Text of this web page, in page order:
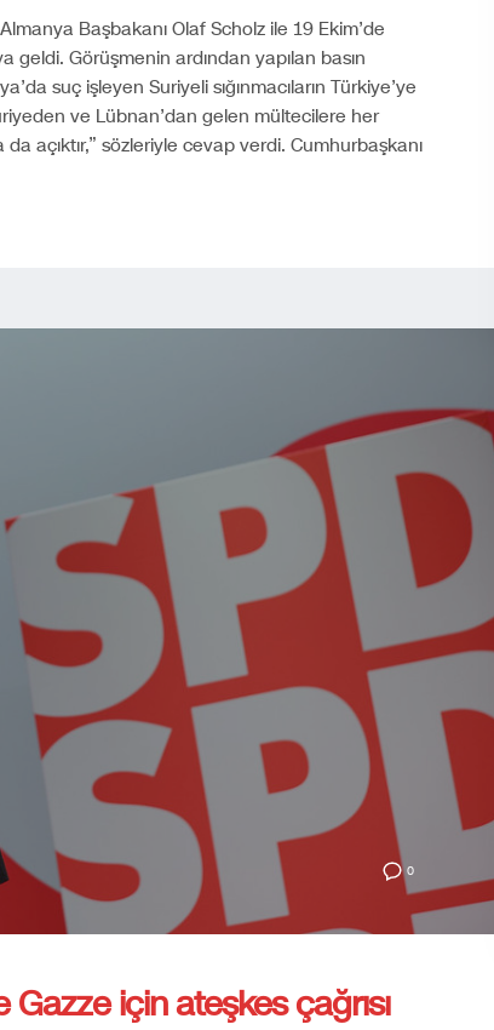
Başbakanı Olaf Scholz ile 19 Ekim’de
geldi. Görüşmenin ardından yapılan basın
suç işleyen Suriyeli sığınmacıların Türkiye’ye
ve Lübnan’dan gelen mültecilere her
da açıktır,” sözleriyle cevap verdi. Cumhurbaşkanı
0
Gazze için ateşkes çağrısı